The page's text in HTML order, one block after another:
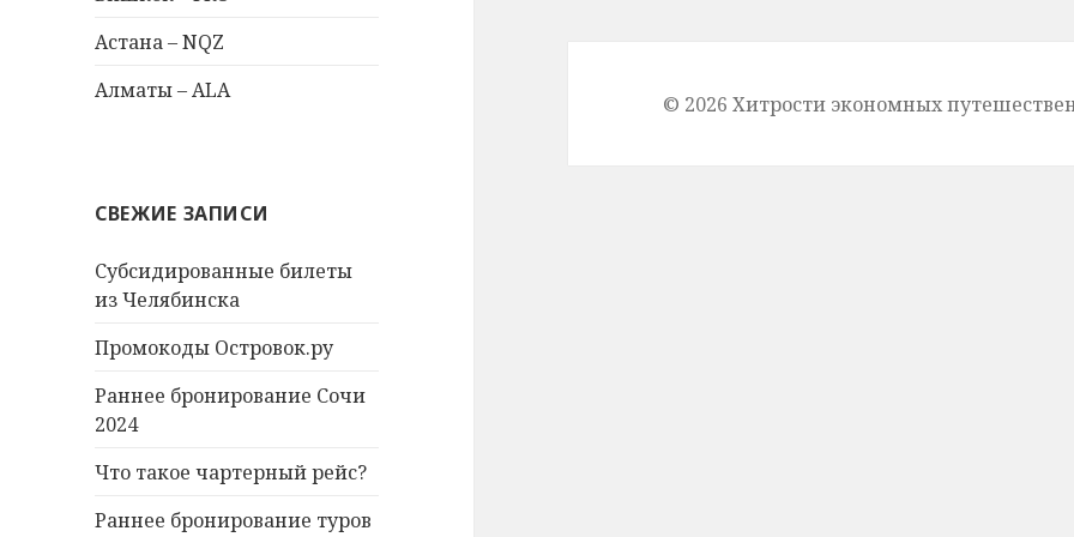
Астана – NQZ
Алматы – ALA
СВЕЖИЕ ЗАПИСИ
Субсидированные билеты
из Челябинска
Промокоды Островок.ру
Раннее бронирование Сочи
2024
Что такое чартерный рейс?
Раннее бронирование туров
© 2026 Хитрости экономных